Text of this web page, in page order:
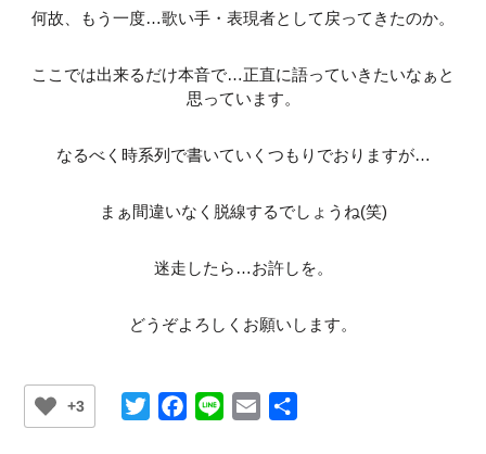
何故、もう一度…歌い手・表現者として戻ってきたのか。
ここでは出来るだけ本音で…正直に語っていきたいなぁと
思っています。
なるべく時系列で書いていくつもりでおりますが…
まぁ間違いなく脱線するでしょうね(笑)
迷走したら…お許しを。
どうぞよろしくお願いします。
+3 TwitterFacebook
Line Email